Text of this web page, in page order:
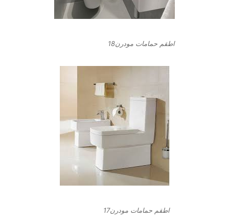
اطقم حمامات مودرن18
اطقم حمامات مودرن17